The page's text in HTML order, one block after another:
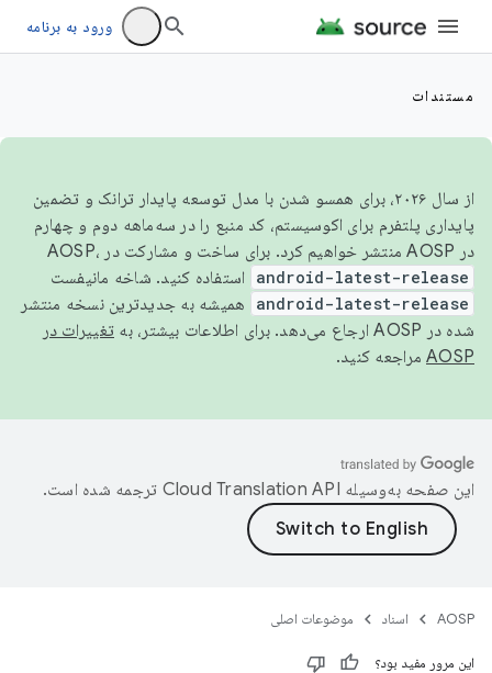
ورود به برنامه
مستندات
از سال ۲۰۲۶، برای همسو شدن با مدل توسعه پایدار ترانک و تضمین
پایداری پلتفرم برای اکوسیستم، کد منبع را در سه‌ماهه دوم و چهارم
در AOSP منتشر خواهیم کرد. برای ساخت و مشارکت در AOSP،
android-latest-release استفاده کنید. شاخه مانیفست
android-latest-release
همیشه به جدیدترین نسخه منتشر
شده در AOSP ارجاع می‌دهد. برای اطلاعات بیشتر، به
تغییرات در
AOSP مراجعه کنید.
این صفحه به‌وسیله ترجمه شده است.
AOSP اسناد موضوعات اصلی
این مرور مفید بود؟